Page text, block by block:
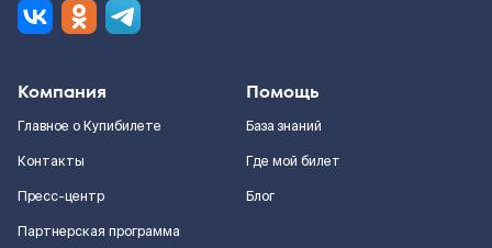
Компания
Главное о Купибилете
Контакты
Пресс-центр
Партнерская программа
Помощь
База знаний
Где мой билет
Блог